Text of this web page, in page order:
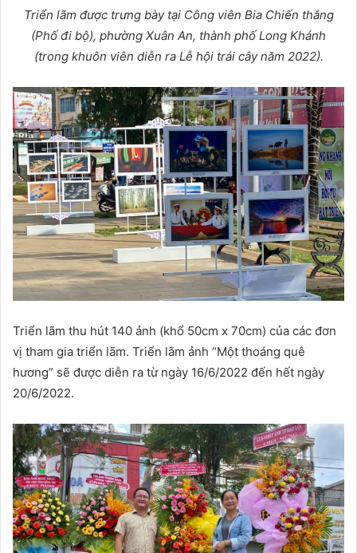
Triển lãm được trưng bày tại Công viên Bia Chiến thắng
(Phố đi bộ), phường Xuân An, thành phố Long Khánh
(trong khuôn viên diễn ra Lễ hội trái cây năm 2022).
Triển lãm thu hút 140 ảnh (khổ 50cm x 70cm) của các đơn
vị tham gia triển lãm. Triển lãm ảnh “Một thoáng quê
hương” sẽ được diễn ra từ ngày 16/6/2022 đến hết ngày
20/6/2022.